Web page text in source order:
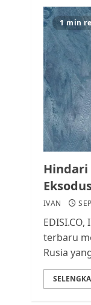
1 min
IVAN
terbaru
Rusia